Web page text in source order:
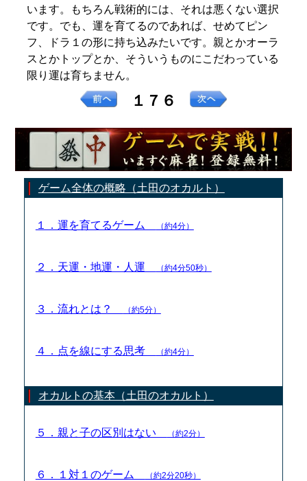
います。もちろん戦術的には、それは悪くない選択
です。でも、運を育てるのであれば、せめてピン
フ、ドラ１の形に持ち込みたいです。親とかオーラ
スとかトップとか、そういうものにこだわっている
限り運は育ちません。
１７６
ゲーム全体の概略（土田のオカルト）
１．運を育てるゲーム （約4分）
２．天運・地運・人運 （約4分50秒）
３．流れとは？ （約5分）
４．点を線にする思考 （約4分）
オカルトの基本（土田のオカルト）
５．親と子の区別はない （約2分）
６．１対１のゲーム （約2分20秒）